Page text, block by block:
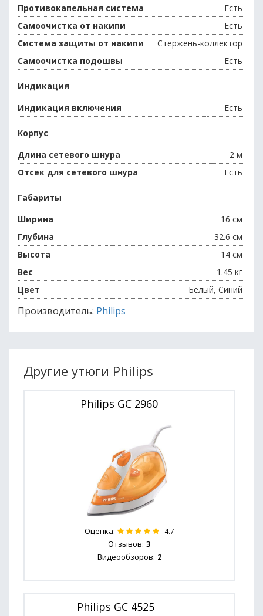
Противокапельная система
Есть
Самоочистка от накипи
Есть
Система защиты от накипи
Стержень-коллектор
Самоочистка подошвы
Есть
Индикация
Индикация включения
Есть
Корпус
Длина сетевого шнура
2 м
Отсек для сетевого шнура
Есть
Габариты
Ширина
16 см
Глубина
32.6 см
Высота
14 см
Вес
1.45 кг
Цвет
Белый, Синий
Производитель: Philips
Другие утюги Philips
Philips GC 2960
Оценка: 4.7
Отзывов: 3
Видеообзоров: 2
Philips GC 4525